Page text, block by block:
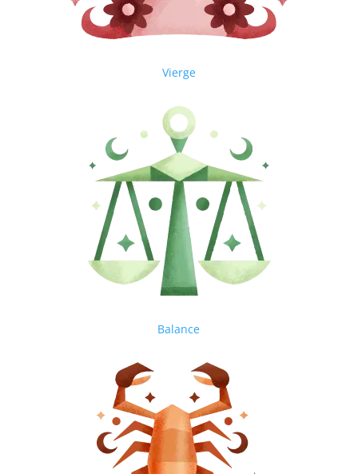
Vierge
Balance